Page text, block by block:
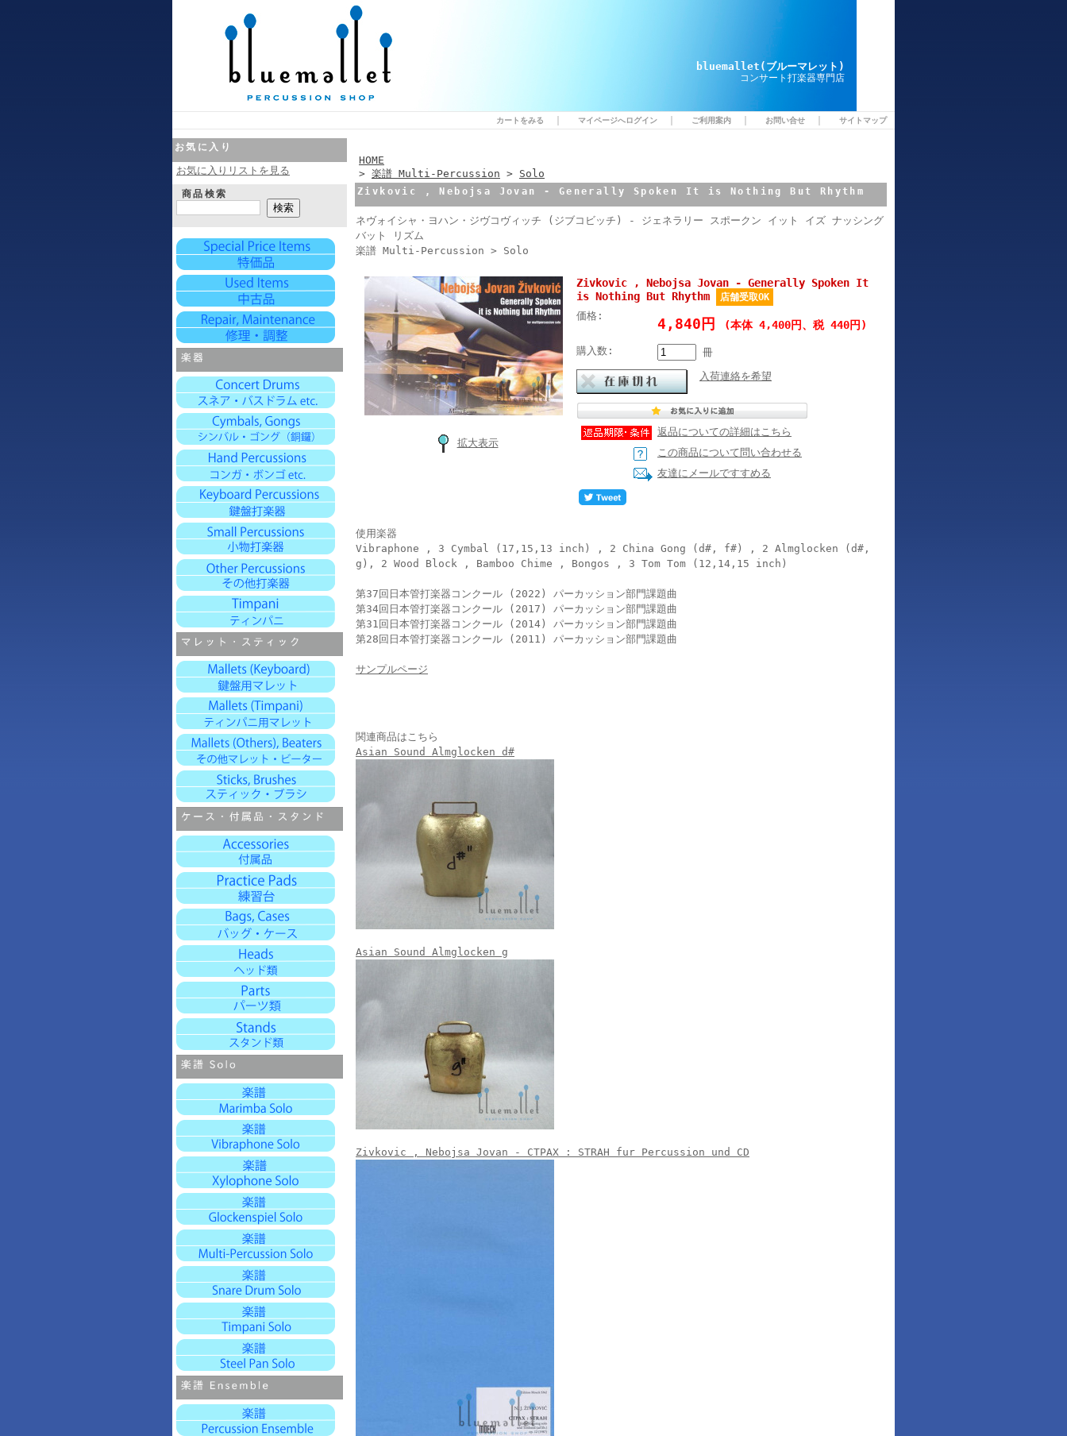
bluemallet(ブルーマレット)
コンサート打楽器専門店
カートをみる マイページへログイン ご利用案内 お問い合せ サイトマップ
お気に入り
お気に入りリストを見る
商品検索
HOME
> 楽譜 Multi-Percussion > Solo
Zivkovic , Nebojsa Jovan - Generally Spoken It is Nothing But Rhythm
ネヴォイシャ・ヨハン・ジヴコヴィッチ (ジブコビッチ) - ジェネラリー スポークン イット イズ ナッシング
バット リズム
楽譜 Multi-Percussion > Solo
拡大表示
Zivkovic , Nebojsa Jovan - Generally Spoken It
is Nothing But Rhythm
店舗受取OK
価格: 4,840円 (本体 4,400円、税 440円)
購入数:
冊
入荷連絡を希望
返品についての詳細はこちら
この商品について問い合わせる
友達にメールですすめる
使用楽器
Vibraphone , 3 Cymbal (17,15,13 inch) , 2 China Gong (d#, f#) , 2 Almglocken (d#,
g), 2 Wood Block , Bamboo Chime , Bongos , 3 Tom Tom (12,14,15 inch)
第37回日本管打楽器コンクール (2022) パーカッション部門課題曲
第34回日本管打楽器コンクール (2017) パーカッション部門課題曲
第31回日本管打楽器コンクール (2014) パーカッション部門課題曲
第28回日本管打楽器コンクール (2011) パーカッション部門課題曲
サンプルページ
関連商品はこちら
Asian Sound Almglocken d#
Asian Sound Almglocken g
Zivkovic , Nebojsa Jovan - CTPAX : STRAH fur Percussion und CD